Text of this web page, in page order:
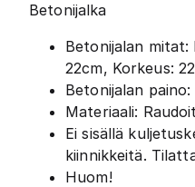
Betonijalka
Betonijalan mitat:
22cm, Korkeus:
Betonijalan
Materiaali:
Ei sisällä
kiinnikkeitä.
Huom!